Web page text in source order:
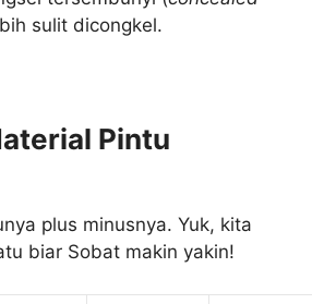
sulit dicongkel.
Pintu
plus minusnya. Yuk, kita
biar Sobat makin yakin!